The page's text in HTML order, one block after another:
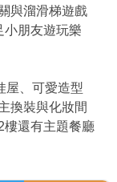
與溜滑梯遊戲
小朋友遊玩樂
屋、可愛造型
換裝與化妝間
樓還有主題餐廳